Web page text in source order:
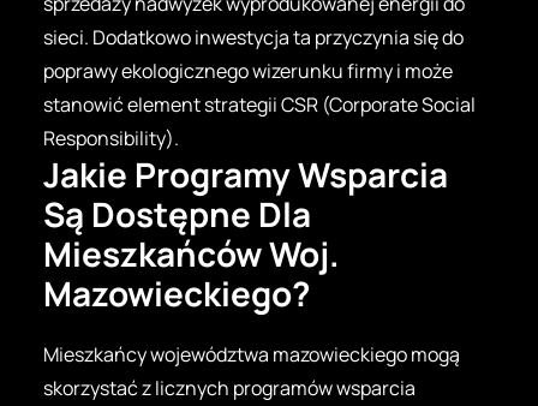
sieci. Dodatkowo inwestycja ta przyczynia się do
poprawy ekologicznego wizerunku firmy i może
stanowić element strategii CSR (Corporate Social
Responsibility).
Jakie Programy Wsparcia
Są Dostępne Dla
Mieszkańców Woj.
Mazowieckiego?
Mieszkańcy województwa mazowieckiego mogą
skorzystać z licznych programów wsparcia